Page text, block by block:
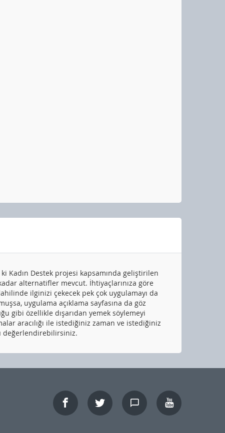
Kadın Destek projesi kapsamında geliştirilen
alternatifler mevcut. İhtiyaçlarınıza göre
ilginizi çekecek pek çok uygulamayı da
uygulama açıklama sayfasına da göz
gibi özellikle dışarıdan yemek söylemeyi
aracılığı ile istediğiniz zaman ve istediğiniz
değerlendirebilirsiniz.